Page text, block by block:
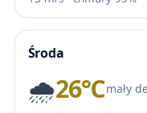
Środa
🌧️26℃mały